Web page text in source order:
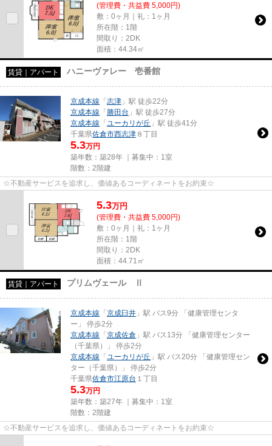
(管理費・共益費 5,000円)
敷：0ヶ月｜礼：1ヶ月
所在階：1階
間取り：2DK
面積：44.34㎡
賃貸｜アパート ハニーヴァレー 壱番館
京成本線 「志津 」駅 徒歩22分
京成本線 「勝田台 」駅 徒歩27分
京成本線 「 ユーカリが丘 」駅 徒歩41分
千葉県佐倉市西志津 ８丁目
5.3万円
築年数：築28年 ｜募集中： 1室
階数：2階建
☆不動産サービスを追求し、価値あるコーディネートをお約束☆
5.3万円
(管理費・共益費 5,000円)
敷：0ヶ月｜礼：1ヶ月
所在階：1階
間取り：2DK
面積：44.71㎡
賃貸｜アパート プリムヴェール Ⅱ
京成本線 「京成臼井 」駅 バス9分 「健康管理センタ
ー」 停歩2分
京成本線 「京成佐倉 」駅 バス13分 「健康管理センター
（千葉県）」 停歩2分
京成本線 「 ユーカリが丘 」駅 バス20分 「健康管理セン
ター（千葉県）」 停歩2分
千葉県佐倉市江原台 １丁目
5.3万円
築年数：築27年 ｜募集中： 1室
階数：2階建
☆不動産サービスを追求し、価値あるコーディネートをお約束☆